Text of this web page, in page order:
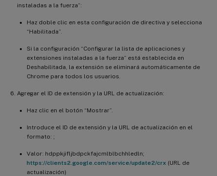
instaladas a la fuerza”:
Haz doble clic en esta configuración de directiva y selecciona
“Habilitada”.
Si la configuración “Configurar la lista de aplicaciones y
extensiones instaladas a la fuerza” está establecida en
Deshabilitada, la extensión se eliminará automáticamente de
Chrome para todos los usuarios.
Agregar el ID de extensión y la URL de actualización:
Haz clic en el botón “Mostrar”.
Introduce el ID de extensión y la URL de actualización en el
formato: ;
Valor: hdppkjifljbdpckfajcmlblbchhledln;
https://clients2.google.com/service/update2/crx (URL de
actualización)